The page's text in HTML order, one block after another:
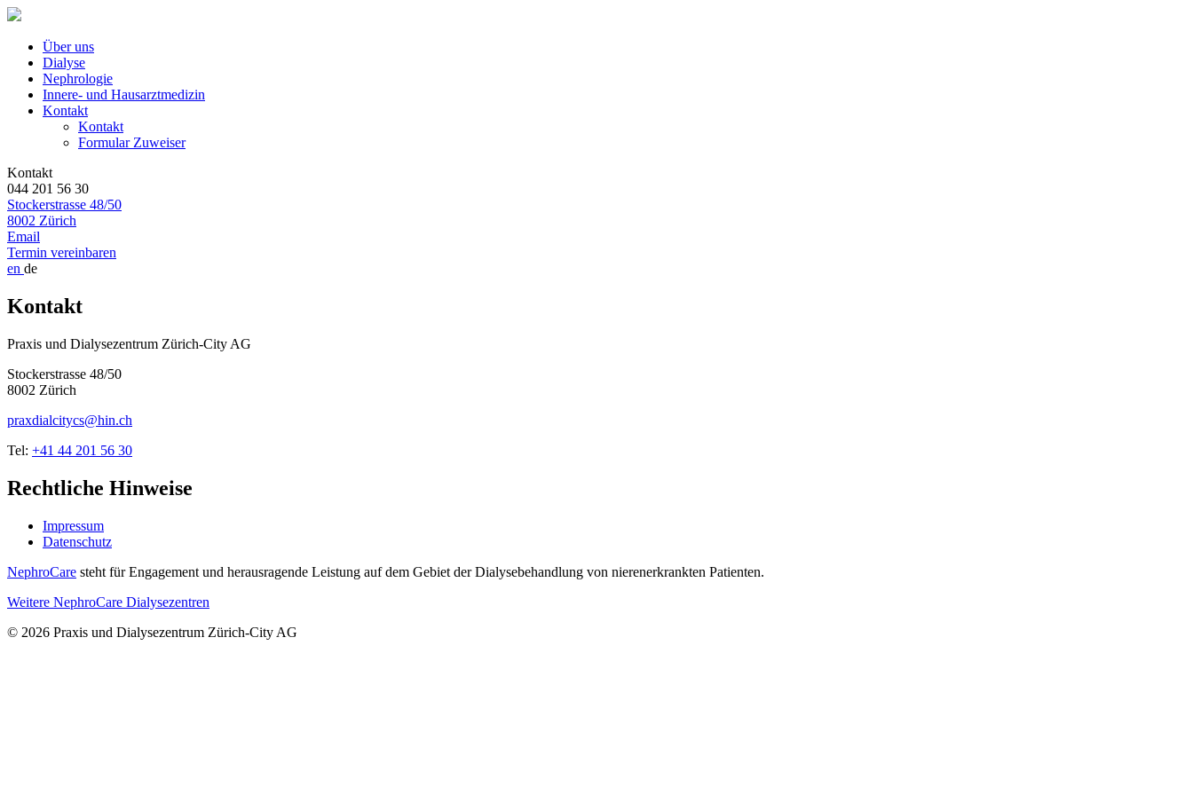
Über uns
Dialyse
Nephrologie
Innere- und Hausarztmedizin
Kontakt
Kontakt
Formular Zuweiser
Kontakt
044 201 56 30
Stockerstrasse 48/50
8002 Zürich
Email
Termin vereinbaren
en de
Kontakt
Praxis und Dialysezentrum Zürich-City AG
Stockerstrasse 48/50
8002 Zürich
praxdialcitycs@hin.ch
Tel: +41 44 201 56 30
Rechtliche Hinweise
Impressum
Datenschutz
NephroCare steht für Engagement und herausragende Leistung auf dem Gebiet der Dialysebehandlung von nierenerkrankten Patienten.
Weitere NephroCare Dialysezentren
© 2026 Praxis und Dialysezentrum Zürich-City AG